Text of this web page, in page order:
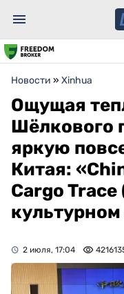
Новости » Xinhua
Ощущая
Шёлкового
яркую
Китая:
Cargo
2 июля, 17:04